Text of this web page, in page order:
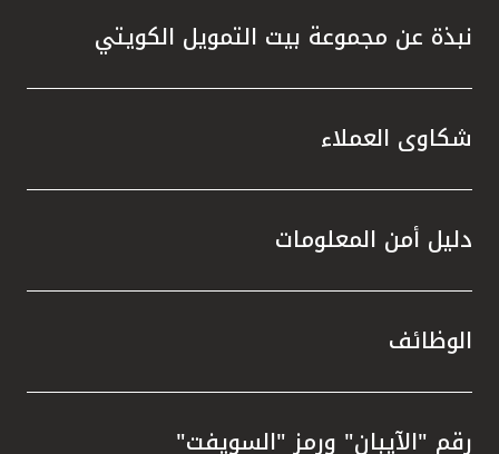
نبذة عن مجموعة بيت التمويل الكويتي
شكاوى العملاء
دليل أمن المعلومات
الوظائف
رقم "الآيبان" ورمز "السويفت"